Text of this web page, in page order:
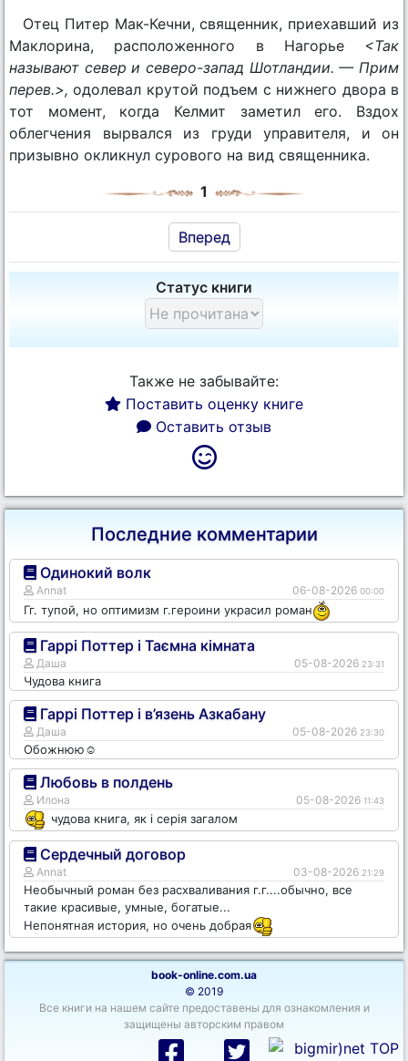
Отец Питер Мак-Кечни, священник, приехавший из
Маклорина, расположенного в Нагорье <Так
называют север и северо-запад Шотландии. — Прим
перев.>, одолевал крутой подъем с нижнего двора в
тот момент, когда Келмит заметил его. Вздох
облегчения вырвался из груди управителя, и он
призывно окликнул сурового на вид священника.
1
Вперед
Статус книги
Также не забывайте:
Поставить оценку книге
Оставить отзыв
Последние комментарии
Одинокий волк
Annat 06-08-2026 00:00
Гг. тупой, но оптимизм г.героини украсил роман
Гаррі Поттер і Таємна кімната
Даша 05-08-2026 23:31
Чудова книга
Гаррі Поттер і в’язень Азкабану
Даша 05-08-2026 23:30
Обожнюю☺️
Любовь в полдень
Илона 05-08-2026 11:43
чудова книга, як і серія загалом
Сердечный договор
Annat 03-08-2026 21:29
Необычный роман без расхваливания г.г....обычно, все
такие красивые, умные, богатые...
Непонятная история, но очень добрая
book-online.com.ua
© 2019
Все книги на нашем сайте предоставены для ознакомления и
защищены авторским правом